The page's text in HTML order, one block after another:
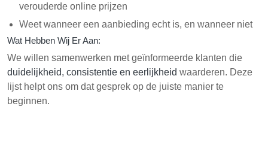
verouderde online prijzen
Weet wanneer een aanbieding echt is, en wanneer niet
Wat Hebben Wij Er Aan:
We willen samenwerken met geïnformeerde klanten die
duidelijkheid, consistentie en eerlijkheid waarderen. Deze
lijst helpt ons om dat gesprek op de juiste manier te
beginnen.